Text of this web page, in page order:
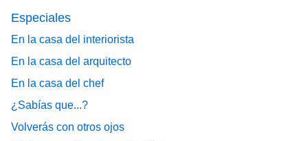
Especiales
En la casa del interiorista
En la casa del arquitecto
En la casa del chef
¿Sabías que...?
Volverás con otros ojos